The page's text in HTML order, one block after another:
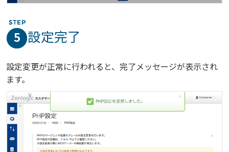
5 設定完了
設定変更が正常に行われると、完了メッセージが表示され
ます。